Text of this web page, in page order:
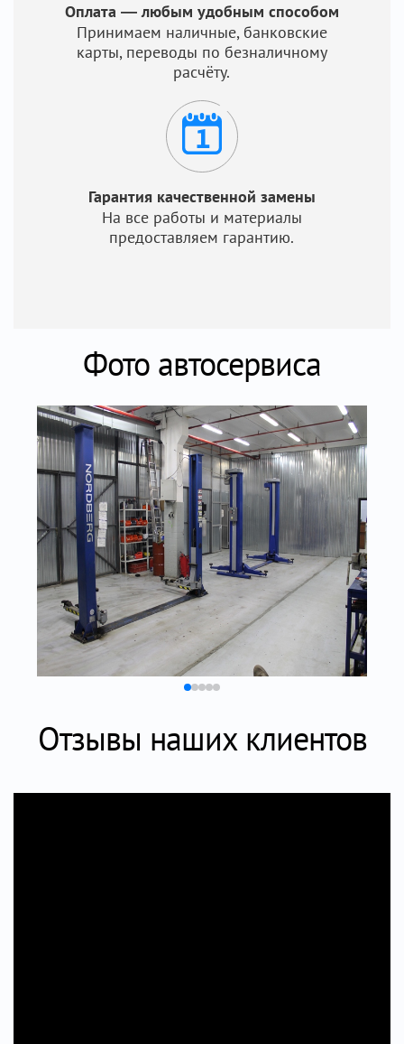
Оплата — любым удобным способом
Принимаем наличные, банковские
карты, переводы по безналичному
расчёту.
Гарантия качественной замены
На все работы и материалы
предоставляем гарантию.
Фото автосервиса
Отзывы наших клиентов